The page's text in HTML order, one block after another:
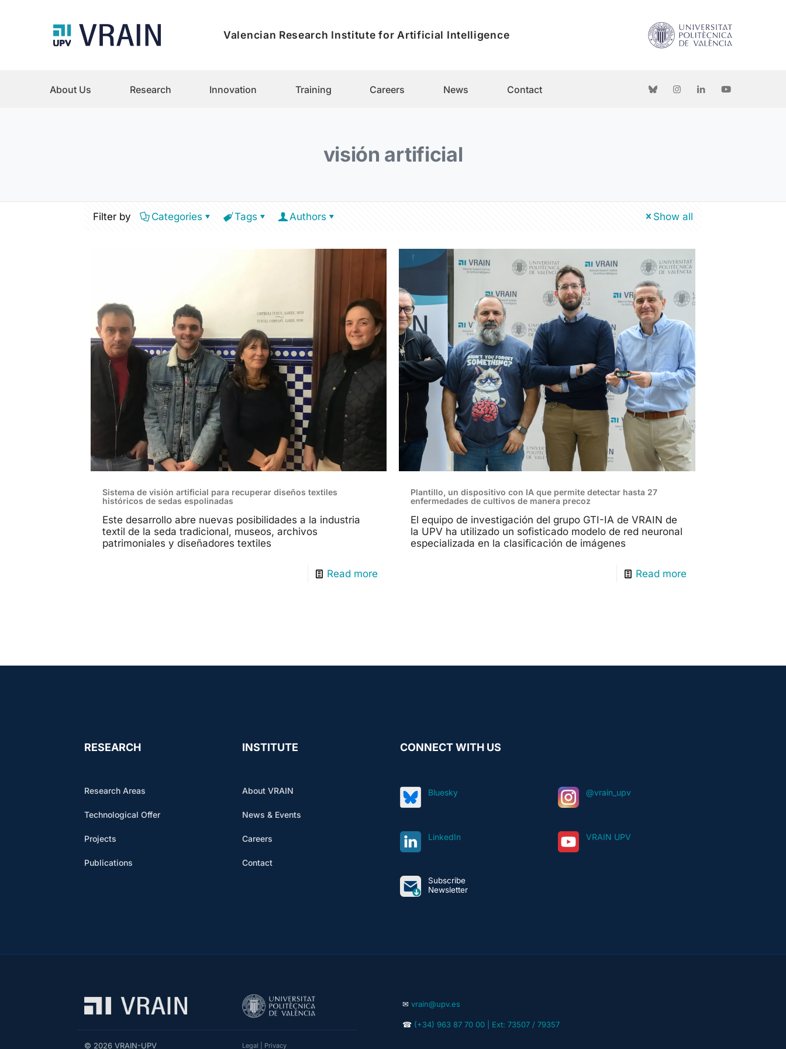
Valencian Research Institute for Artificial Intelligence
About Us Research Innovation Training Careers News Contact
visión artificial
Filter by Categories Tags Authors Show all
Sistema de visión artificial para recuperar diseños textiles
históricos de sedas espolinadas
Este desarrollo abre nuevas posibilidades a la industria
textil de la seda tradicional, museos, archivos
patrimoniales y diseñadores textiles
Read more
Plantillo, un dispositivo con IA que permite detectar hasta 27
enfermedades de cultivos de manera precoz
El equipo de investigación del grupo GTI-IA de VRAIN de
la UPV ha utilizado un sofisticado modelo de red neuronal
especializada en la clasificación de imágenes
Read more
RESEARCH
Research Areas
Technological Offer
Projects
Publications
INSTITUTE
About VRAIN
News & Events
Careers
Contact
CONNECT WITH US
Bluesky @vrain_upv
LinkedIn VRAIN UPV
Subscribe
Newsletter
© 2026 VRAIN-UPV Legal Privacy
✉ vrain@upv.es
☎ (+34) 963 87 70 00 | Ext: 73507 / 79357